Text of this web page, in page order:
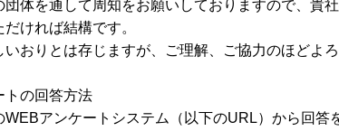
体を通して周知をお願いしておりますので、貴
ければ結構です。
おりとは存じますが、ご理解、ご協力のほどよろ
トの回答方法
WEBアンケートシステム（以下のURL）から回答